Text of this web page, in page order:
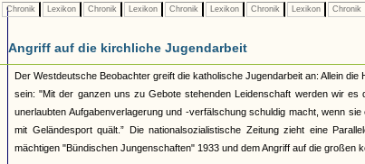
Chronik Lexikon Chronik Lexikon Chronik Lexikon Chronik Lexikon Chronik
Angriff auf die kirchliche Jugendarbeit
Der Westdeutsche Beobachter greift die katholische Jugendarbeit an: Allein
sein: "Mit der ganzen uns zu Gebote stehenden Leidenschaft werden wir
unerlaubten Aufgabenverlagerung und -verfälschung schuldig macht, wenn
mit Geländesport quält.” Die nationalsozialistische Zeitung zieht eine
mächtigen "Bündischen Jungenschaften" 1933 und dem Angriff auf die großen